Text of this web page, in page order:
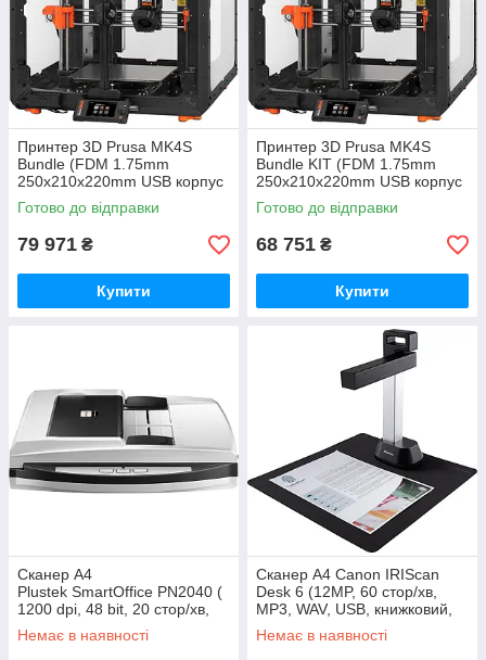
Принтер 3D Prusa MK4S
Bundle (FDM 1.75mm
250x210x220mm USB корпус
чорний) (PR-2296)
Готово до відправки
79 971 ₴
Купити
Принтер 3D Prusa MK4S
Bundle KIT (FDM 1.75mm
250x210x220mm USB корпус
чорний) DIY kit (PR-2313)
Готово до відправки
68 751 ₴
Купити
Сканер А4
Plustek SmartOffice PN2040 (
1200 dpi, 48 bit, 20 стор/хв,
DADF, планшетний,
мережевий) (0204TS)
Немає в наявності
Сканер A4 Canon IRIScan
Desk 6 (12MP, 60 стор/хв,
MP3, WAV, USB, книжковий,
чорний) (462005)
Немає в наявності